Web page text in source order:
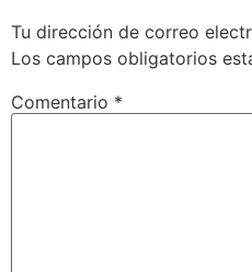
Tu dirección de correo
Los campos obligatorios
Comentario *